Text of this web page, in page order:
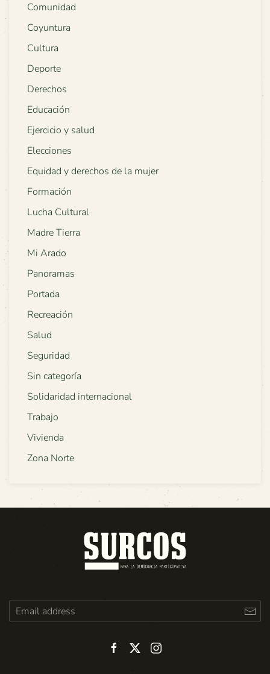
Comunidad
Coyuntura
Cultura
Deporte
Derechos
Educación
Ejercicio y salud
Elecciones
Equidad y derechos de la mujer
Formación
Lucha Cultural
Madre Tierra
Mi Arado
Panoramas
Portada
Recreación
Salud
Seguridad
Sin categoría
Solidaridad internacional
Trabajo
Vivienda
Zona Norte